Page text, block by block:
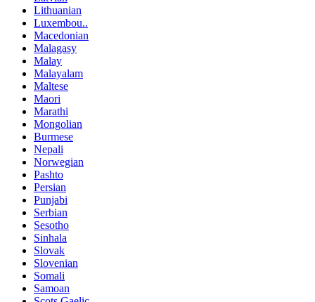
Lithuanian
Luxembou..
Macedonian
Malagasy
Malay
Malayalam
Maltese
Maori
Marathi
Mongolian
Burmese
Nepali
Norwegian
Pashto
Persian
Punjabi
Serbian
Sesotho
Sinhala
Slovak
Slovenian
Somali
Samoan